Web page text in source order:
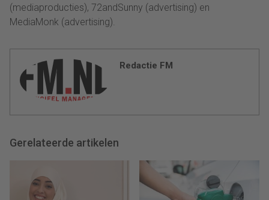
(mediaproducties), 72andSunny (advertising) en
MediaMonk (advertising).
Redactie FM
Gerelateerde artikelen